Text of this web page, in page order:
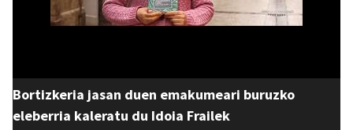
Bortizkeria jasan duen emakumeari buruzko
eleberria kaleratu du Idoia Frailek